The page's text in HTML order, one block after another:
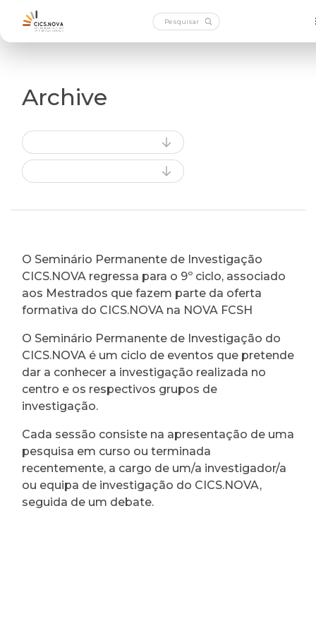
Archive
O Seminário Permanente de Investigação
CICS.NOVA regressa para o 9º ciclo, associado
aos Mestrados que fazem parte da oferta
formativa do CICS.NOVA na NOVA FCSH
O Seminário Permanente de Investigação do
CICS.NOVA é um ciclo de eventos que pretende
dar a conhecer a investigação realizada no
centro e os respectivos grupos de
investigação.
Cada sessão consiste na apresentação de uma
pesquisa em curso ou terminada
recentemente, a cargo de um/a investigador/a
ou equipa de investigação do CICS.NOVA,
seguida de um debate.